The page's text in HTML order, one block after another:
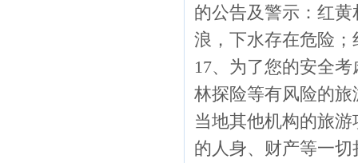
的公告及警示：红
浪，下水存在危险
17、为了您的安全
林探险等有风险的
当地其他机构的旅
的人身、财产等一